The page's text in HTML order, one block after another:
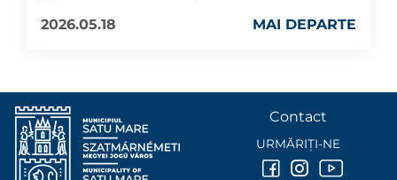
2026.05.18
MAI DEPARTE
Contact
URMĂRIȚI-NE